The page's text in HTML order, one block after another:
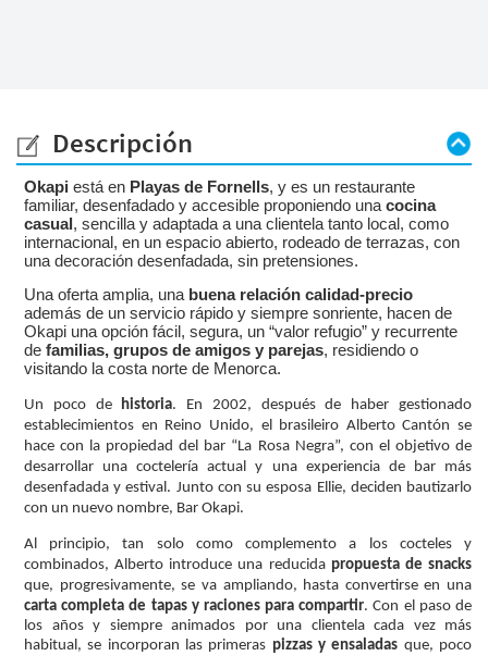
Descripción
Okapi está en Playas de Fornells, y es un restaurante
familiar, desenfadado y accesible proponiendo una cocina
casual , sencilla y adaptada a una clientela tanto local, como
internacional, en un espacio abierto, rodeado de terrazas, con
una decoración desenfadada, sin pretensiones.
Una oferta amplia, una buena relación calidad-precio
además de un servicio rápido y siempre sonriente, hacen de
Okapi una opción fácil, segura, un “valor refugio” y recurrente
de familias, grupos de amigos y parejas, residiendo o
visitando la costa norte de Menorca.
Un poco de historia. En 2002, después de haber gestionado
establecimientos en Reino Unido, el brasileiro Alberto Cantón se
hace con la propiedad del bar “La Rosa Negra”, con el objetivo de
desarrollar una coctelería actual y una experiencia de bar más
desenfadada y estival. Junto con su esposa Ellie, deciden bautizarlo
con un nuevo nombre, Bar Okapi.
Al principio, tan solo como complemento a los cocteles y
combinados, Alberto introduce una reducida propuesta de snacks
que, progresivamente, se va ampliando, hasta convertirse en una
carta completa de tapas y raciones para compartir.Con el paso de
los años y siempre animados por una clientela cada vez más
habitual, se incorporan las primeras pizzas y ensaladas que, poco